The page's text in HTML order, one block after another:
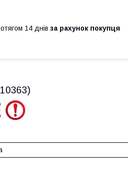
14 днів за рахунок покупця